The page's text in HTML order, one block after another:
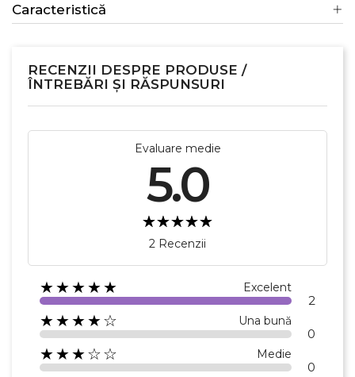
Caracteristică
RECENZII DESPRE PRODUSE /
ÎNTREBĂRI ȘI RĂSPUNSURI
Evaluare medie
5.0
2 Recenzii
★★★★★ Excelent
2
★★★★☆ Una bună
0
★★★☆☆ Medie
0